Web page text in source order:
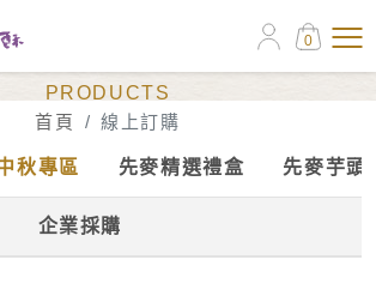
0
PRODUCTS
首頁
線上訂購
秋專區 先麥精選禮盒 先麥芋頭
企業採購